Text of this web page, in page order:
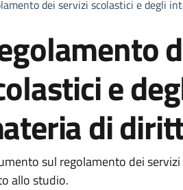
dei servizi scolastici e degli
e
di
sul regolamento dei
allo studio.